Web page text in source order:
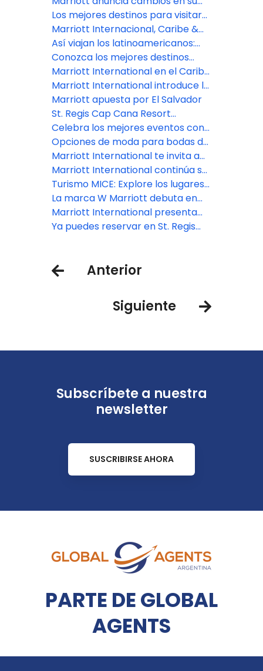
Latinoamérica para recibir 2026
liderazgo en EEUU, Canadá y
América Latina
Los mejores destinos para visitar
en 2026
Marriott Internacional, Caribe &
Latinoamérica anuncia con orgullo
sus propiedades reconocidas en
la Guía Michelin Key Hotels 2025
Así viajan los latinoamericanos:
Experiencias únicas y pasión por lo
digital
Conozca los mejores destinos
para turismo bleisure en
Latinoamérica
Marriott International en el Caribe
destaca el incomparable
atractivo de los viajes de verano
en sus resorts de primera
categoría
Marriott International introduce la
marca City Express en Brasil con 7
hoteles
Marriott apuesta por El Salvador
St. Regis Cap Cana Resort
inaugura una nueva era de lujo en
la República Dominicana
Celebra los mejores eventos con
Marriott International en el Caribe
y Latinoamérica
Opciones de moda para bodas de
destino en América Latina
Marriott International te invita a
descubrir tu próximo destino
según tu signo del zodiaco
Marriott International continúa su
sólido crecimiento en el Caribe y
América Latina con la firma de
acuerdos anuales récord en 2024
Turismo MICE: Explore los lugares
más inspiradores de América
Central y del Sur para su próximo
evento
La marca W Marriott debuta en
Brasil con la inauguración de W
São Paulo
Marriott International presenta
los destinos y experiencias que
Ya puedes reservar en St. Regis
Anterior
Siguiente
Subscríbete a nuestra
newsletter
SUSCRIBIRSE AHORA
PARTE DE GLOBAL
AGENTS